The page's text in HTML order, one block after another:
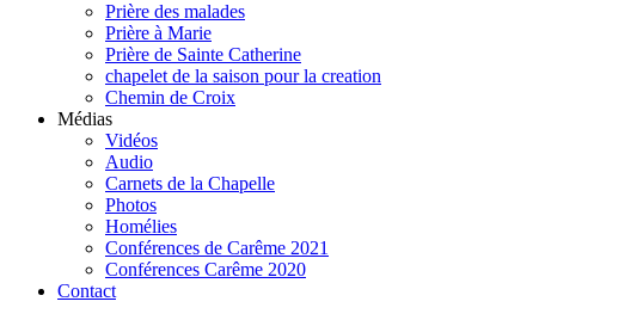
Prière des malades
Prière à Marie
Prière de Sainte Catherine
chapelet de la saison pour la creation
Chemin de Croix
Médias
Vidéos
Audio
Carnets de la Chapelle
Photos
Homélies
Conférences de Carême 2021
Conférences Carême 2020
Contact